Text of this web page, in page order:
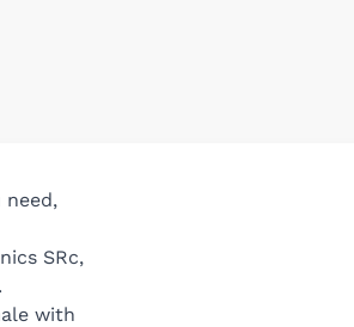
need,
SRc,
with